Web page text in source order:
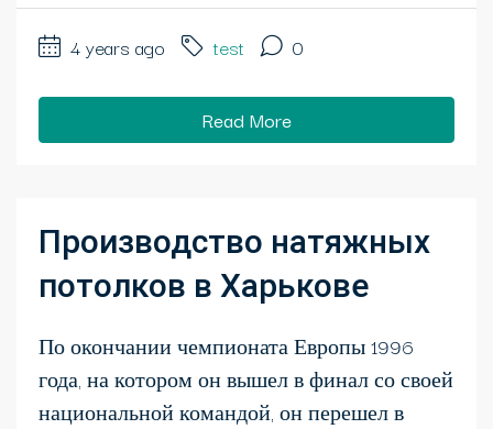
4 years ago test 0
Read More
Производство натяжных
потолков в Харькове
По окончании чемпионата Европы 1996
года, на котором он вышел в финал со своей
национальной командой, он перешел в